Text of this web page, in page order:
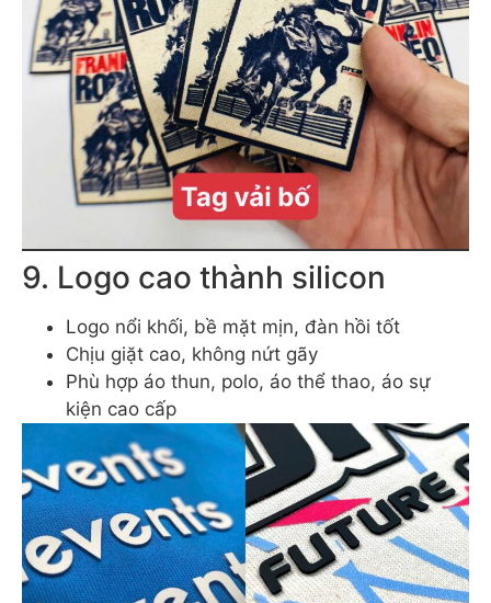
9. Logo cao thành silicon
Logo nổi khối, bề mặt mịn, đàn hồi tốt
Chịu giặt cao, không nứt gãy
Phù hợp áo thun, polo, áo thể thao, áo sự
kiện cao cấp